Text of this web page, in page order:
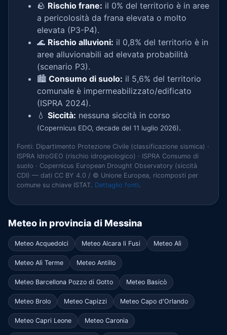
🪨 Rischio frane: il 0% del territorio è in aree
a pericolosità da frana elevata o molto
elevata (P3-P4).
🌊 Rischio alluvioni: il 0,8% del territorio è in
aree alluvionabili ad elevata probabilità
(scenario P3).
🏙️ Consumo di suolo: il 5,6% del territorio
comunale è impermeabilizzato/edificato
(ISPRA 2024).
💧 Siccità: nessuna siccità in corso
(Copernicus EDO, decade del 11 luglio 2026).
Fonti: Dipartimento Protezione Civile (classificazione sismica) ·
ISPRA IdroGEO (rischio idrogeologico) · ISPRA Consumo di
suolo · Copernicus European Drought Observatory (siccità
CDI) — dati CC BY 4.0 / © Unione Europea, ricomposti per
comune su chiave ISTAT. Dettaglio fonti.
Meteo in provincia di Messina
Meteo Acquedolci Meteo Alcara li Fusi Meteo Alì
Meteo Alì Terme Meteo Antillo
Meteo Barcellona Pozzo di Gotto Meteo Basicò
Meteo Brolo Meteo Capizzi Meteo Capo d'Orlando
Meteo Capri Leone Meteo Caronia